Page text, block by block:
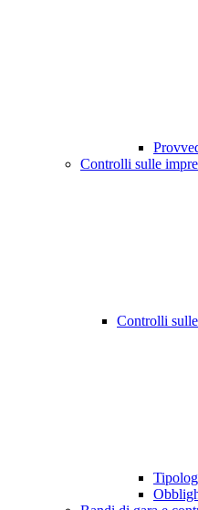
Controlli sulle
Controlli